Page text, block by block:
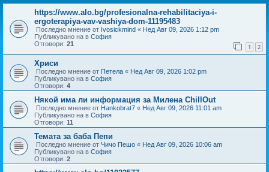
https://www.alo.bg/profesionalna-rehabilitaciya-i-
ergoterapiya-vav-vashiya-dom-11195483
Последно мнение от Ivosickmind « Нед Авг 09, 2026 1:12 pm
Публикувано на в София
Отговори: 21 1 2
Хриси
Последно мнение от Петела « Нед Авг 09, 2026 1:02 pm
Публикувано на в София
Отговори: 4
Някой има ли информация за Милена ChillOut
Последно мнение от Hankobrat7 « Нед Авг 09, 2026 11:01 am
Публикувано на в София
Отговори: 11
Темата за баба Пепи
Последно мнение от Чичо Пешо « Нед Авг 09, 2026 10:06 am
Публикувано на в София
Отговори: 2